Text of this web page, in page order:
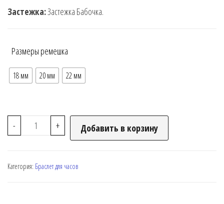
Застежка:Застежка Бабочка.
Размеры ремешка
18 мм 20 мм 22 мм
- + Добавить в корзину
Категория: Браслет для часов